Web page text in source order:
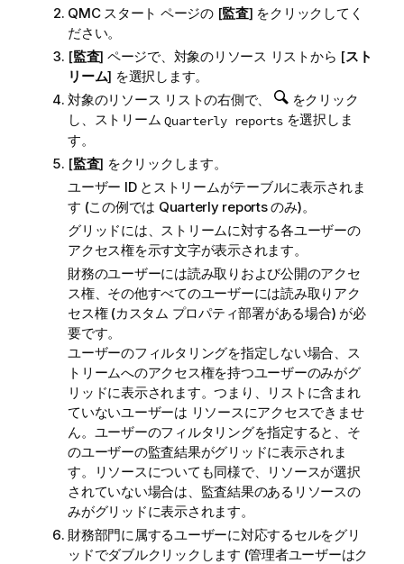
QMCスタート ページの [監査] をクリックしてく
ださい。
[監査] ページで、対象のリソース リストから [スト
リーム] を選択します。
対象のリソース リストの右側で、
をクリック
し、ストリーム Quarterly reportsを選択しま
す。
[監査] をクリックします。
ユーザー ID とストリームがテーブルに表示されま
す (この例では Quarterly reportsのみ)。
グリッドには、ストリームに対する各ユーザーの
アクセス権を示す文字が表示されます。
財務のユーザーには読み取りおよび公開のアクセ
ス権、その他すべてのユーザーには読み取りアク
セス権 (カスタム プロパティ部署がある場合) が必
要です。
ユーザーのフィルタリングを指定しない場合、ス
トリームへのアクセス権を持つユーザーのみがグ
リッドに表示されます。つまり、リストに含まれ
ていないユーザーは リソースにアクセスできませ
ん。ユーザーのフィルタリングを指定すると、そ
のユーザーの監査結果がグリッドに表示されま
す。リソースについても同様で、リソースが選択
されていない場合は、監査結果のあるリソースの
みがグリッドに表示されます。
財務部門に属するユーザーに対応するセルをグリ
ッドでダブルクリックします (管理者ユーザーはク